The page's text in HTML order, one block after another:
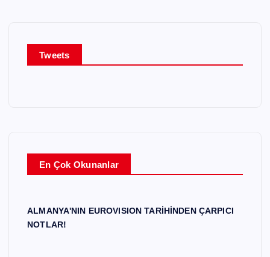
Tweets
En Çok Okunanlar
ALMANYA'NIN EUROVISION TARİHİNDEN ÇARPICI
NOTLAR!